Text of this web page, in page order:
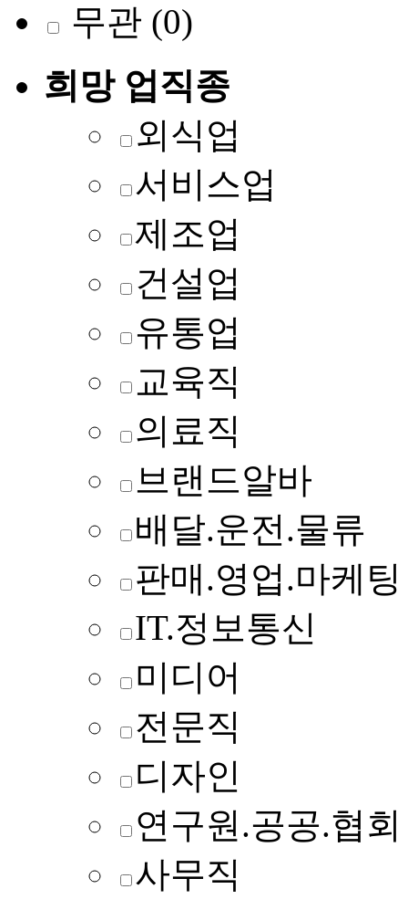
무관 (0)
희망 업직종
외식업
서비스업
제조업
건설업
유통업
교육직
의료직
브랜드알바
배달.운전.물류
판매.영업.마케팅
IT.정보통신
미디어
전문직
디자인
연구원.공공.협회
사무직